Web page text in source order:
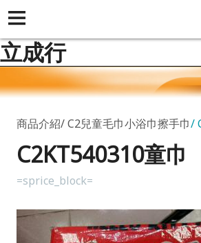
立成行
商品介紹 C2兒童毛巾小浴巾擦手巾
C2KT540310童巾
=sprice_block=